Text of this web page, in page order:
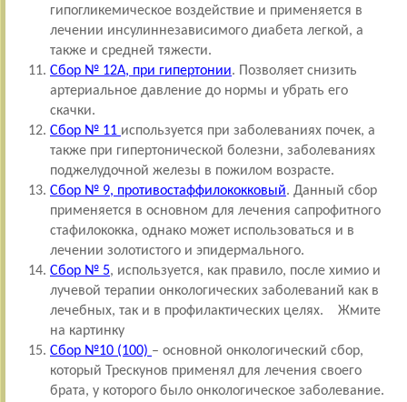
гипогликемическое воздействие и применяется в
лечении инсулиннезависимого диабета легкой, а
также и средней тяжести.
Сбор № 12А, при гипертонии. Позволяет снизить
артериальное давление до нормы и убрать его
скачки.
Сбор № 11 используется при заболеваниях почек, а
также при гипертонической болезни, заболеваниях
поджелудочной железы в пожилом возрасте.
Сбор № 9, противостаффилококковый. Данный сбор
применяется в основном для лечения сапрофитного
стафилококка, однако может использоваться и в
лечении золотистого и эпидермального.
Сбор № 5, используется, как правило, после химио и
лучевой терапии онкологических заболеваний как в
лечебных, так и в профилактических целях. Жмите
на картинку
Сбор №10 (100) – основной онкологический сбор,
который Трескунов применял для лечения своего
брата, у которого было онкологическое заболевание.